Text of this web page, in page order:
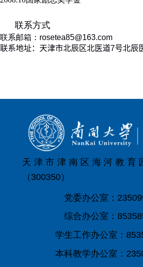
联系方式
联系邮箱： rosetea85@163.com
联系地址： 天津市北辰区北医道7号北辰
天津市津南区海河教育
（300350）
党委办公室：
综合办公室：
学生工作办公室：
本科教学办公室：